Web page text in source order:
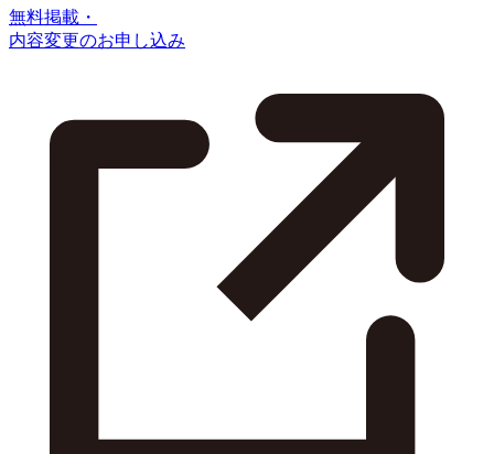
無料掲載・
内容変更のお申し込み